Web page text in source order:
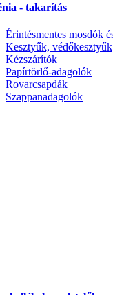
- takarítás
Érintésmentes mosdók
Kesztyűk, védőkesztyűk
Kézszárítók
Papírtörlő-adagolók
Rovarcsapdák
Szappanadagolók